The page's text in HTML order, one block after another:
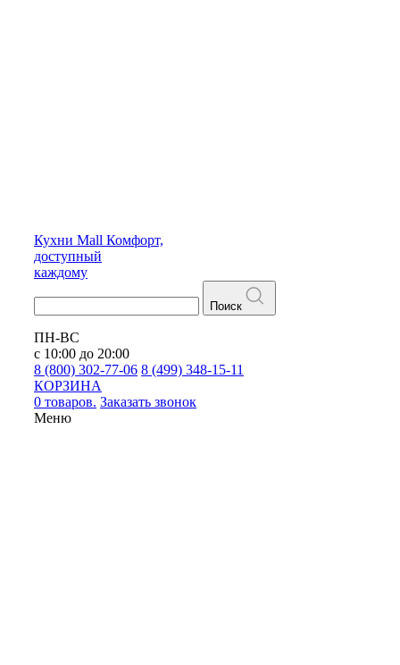
Кухни Mall Комфорт,
доступный
каждому
Поиск
ПН-ВС
с 10:00 до 20:00
8 (800) 302-77-06 8 (499) 348-15-11
КОРЗИНА
0 товаров. Заказать звонок
Меню